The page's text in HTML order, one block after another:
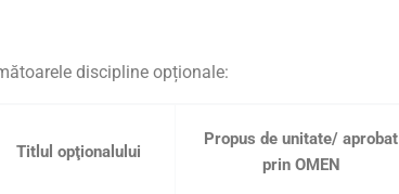
discipline opționale:
Titlul opţionalului
Propus de unitate/ aprobat
prin OMEN